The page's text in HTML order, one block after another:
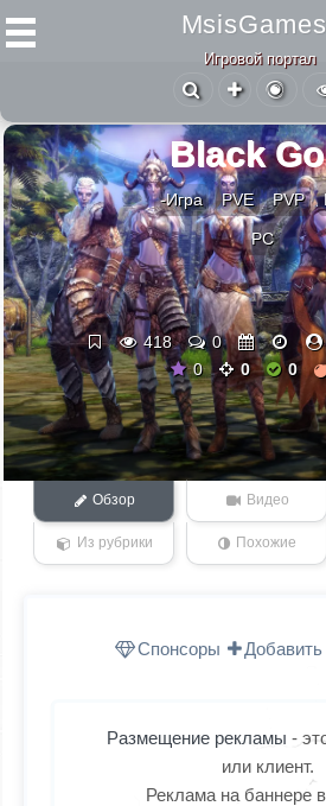
MsisGames
Игровой портал
Black
-Игра PVE PVP
PC
418 0
0
0 0
Обзор Видео
Из рубрики Похожие
Спонсоры Добавить
Размещение рекламы -
или клиент.
Реклама на баннере